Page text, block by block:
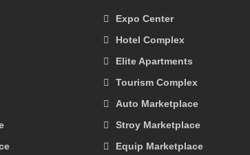
Expo Center
Hotel Complex
Elite Apartments
Tourism Complex
Auto Marketplace
Stroy Marketplace
Equip Marketplace